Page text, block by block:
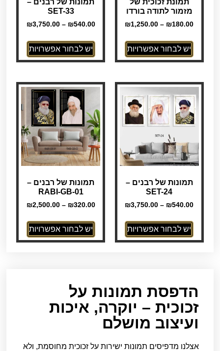
תמונת זכוכית של
מזמור לתודה בורדו
₪180.00
–
₪1,250.00
יש לבחור אפשרויות
תמונות של רבנים –
SET-33
₪540.00
–
₪3,750.00
יש לבחור אפשרויות
תמונות של רבנים –
SET-24
₪540.00
–
₪3,750.00
יש לבחור אפשרויות
תמונות של רבנים –
RABI-GB-01
₪320.00
–
₪2,500.00
יש לבחור אפשרויות
הדפסת תמונות על
זכוכית – יוקרה, איכות
ועיצוב מושלם
אצלנו מדפיסים תמונות ישירות על זכוכית מחוסמת, ולא